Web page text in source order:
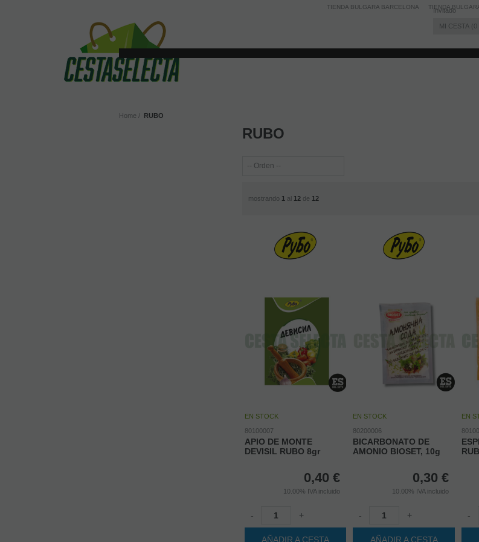
Invitado
MI CESTA 0
TIENDA BULGARA BARCELONA TIENDA
Home RUBO
RUBO
mostrando 1 al 12 de 12
EN STOCK
80100007
APIO DE MONTE
DEVISIL RUBO 8gr
0,40 €
10.00% IVA incluido
- +
AÑADIR A CESTA
EN STOCK
80200006
BICARBONATO DE
AMONIO BIOSET, 10g
0,30 €
10.00% IVA incluido
- +
AÑADIR A CESTA
EN
-